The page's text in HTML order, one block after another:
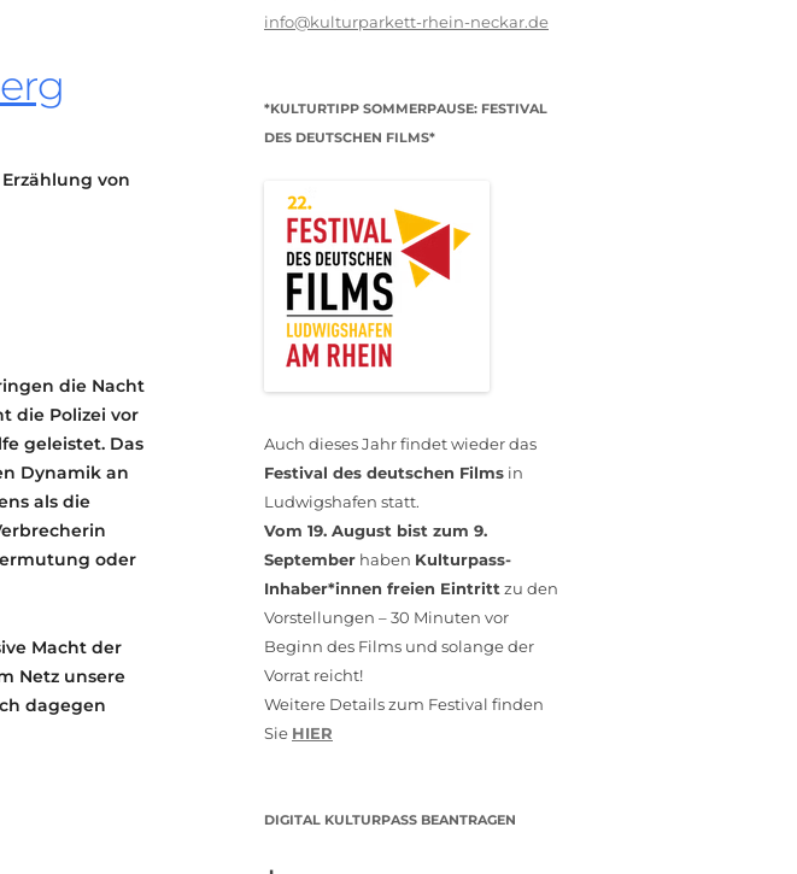
von
die Nacht
die Polizei vor
geleistet. Das
Dynamik an
als die
oder
Macht der
Netz unsere
dagegen
info@kulturparkett-rhein-neckar.de
*KULTURTIPP SOMMERPAUSE: FESTIVAL
DES DEUTSCHEN FILMS*
Auch dieses Jahr findet wieder das
Festival des deutschen Films in
Ludwigshafen statt.
Vom 19. August bist zum 9.
September haben Kulturpass-
Inhaber*innen freien Eintritt zu den
Vorstellungen – 30 Minuten vor
Beginn des Films und solange der
Vorrat reicht!
Weitere Details zum Festival finden
Sie HIER
DIGITAL KULTURPASS BEANTRAGEN